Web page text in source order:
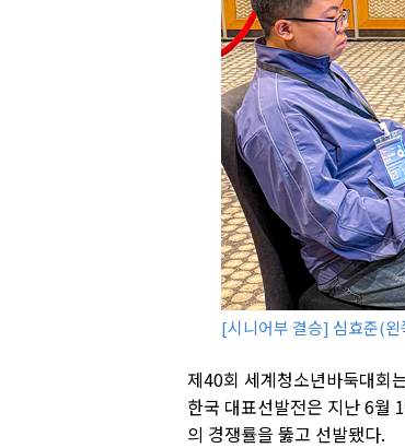
[시니어부 결승] 심효준(
제40회 세계청소년바둑대회
한국 대표선발전은 지난 6월
의 경쟁률을 뚫고 선발됐다.